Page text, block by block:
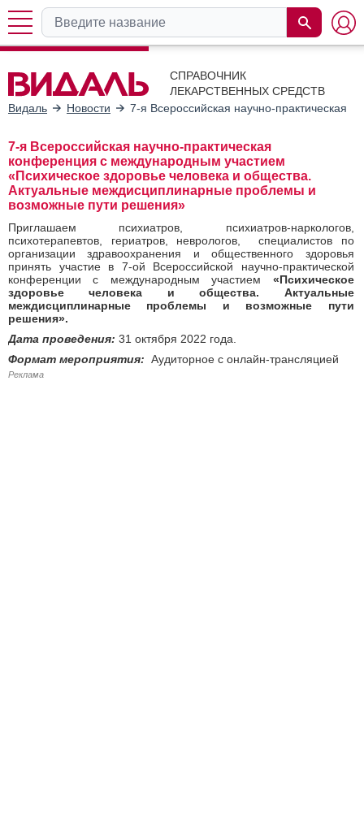
СПРАВОЧНИК
ЛЕКАРСТВЕННЫХ СРЕДСТВ
Видаль
Новости 7-я Всероссийская научно-практическая
7-я Всероссийская научно-практическая
конференция с международным участием
«Психическое здоровье человека и общества.
Актуальные междисциплинарные проблемы и
возможные пути решения»
Приглашаем психиатров, психиатров-наркологов,
психотерапевтов, гериатров, неврологов, специалистов по
организации здравоохранения и общественного здоровья
принять участие в 7-ой Всероссийской научно-практической
конференции с международным участием «Психическое
здоровье человека и общества. Актуальные
междисциплинарные проблемы и возможные пути
решения».
Дата проведения: 31 октября 2022 года.
Формат мероприятия: Аудиторное с онлайн-трансляцией​
Реклама